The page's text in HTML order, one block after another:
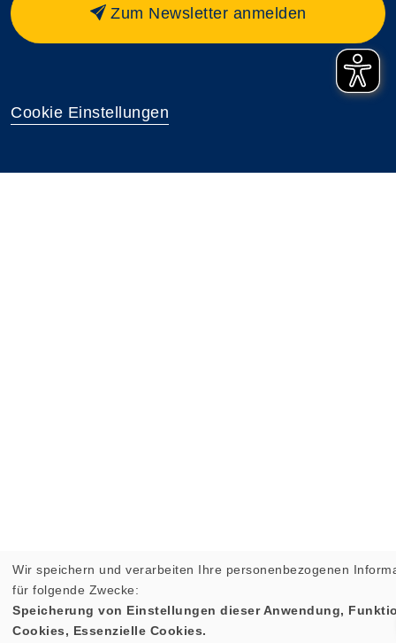
Zum Newsletter anmelden
Cookie Einstellungen
Wir speichern und verarbeiten Ihre personenbezogenen
für folgende Zwecke:
Speicherung von Einstellungen dieser Anwendung,
Cookies, Essenzielle Cookies.